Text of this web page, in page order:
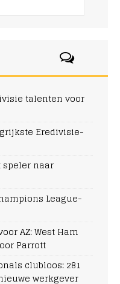
talenten voor
Eredivisie-
speler naar
League-
AZ: West Ham
Parrott
clubloos: 281
werkgever